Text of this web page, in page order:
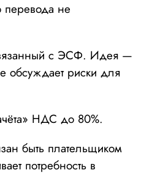
перевода не
с ЭСФ. Идея —
обсуждает риски для
НДС до 80%.
быть плательщиком
потребность в